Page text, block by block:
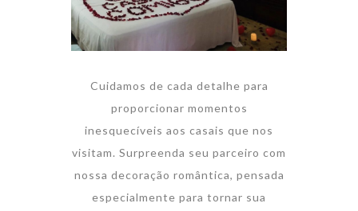
Cuidamos de cada detalhe para
proporcionar momentos
inesquecíveis aos casais que nos
visitam. Surpreenda seu parceiro com
nossa decoração romântica, pensada
especialmente para tornar sua